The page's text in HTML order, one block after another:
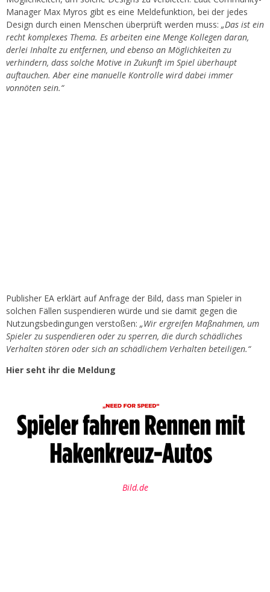
Manager Max Myros gibt es eine Meldefunktion, bei der jedes
Design durch einen Menschen überprüft werden muss: „Das ist ein
recht komplexes Thema. Es arbeiten eine Menge Kollegen daran,
derlei Inhalte zu entfernen, und ebenso an Möglichkeiten zu
verhindern, dass solche Motive in Zukunft im Spiel überhaupt
auftauchen. Aber eine manuelle Kontrolle wird dabei immer
vonnöten sein.“
Publisher EA erklärt auf Anfrage der Bild, dass man Spieler in
solchen Fällen suspendieren würde und sie damit gegen die
Nutzungsbedingungen verstoßen: „Wir ergreifen Maßnahmen, um
Spieler zu suspendieren oder zu sperren, die durch schädliches
Verhalten stören oder sich an schädlichem Verhalten beteiligen.“
Hier seht ihr die Meldung
Bild.de